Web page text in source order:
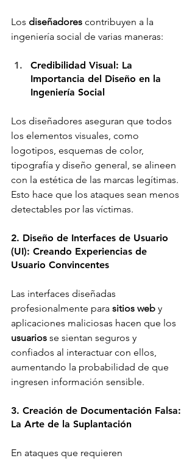
Los diseñadores contribuyen a la
ingeniería social de varias maneras:
Credibilidad Visual: La
Importancia del Diseño en la
Ingeniería Social
Los diseñadores aseguran que todos
los elementos visuales, como
logotipos, esquemas de color,
tipografía y diseño general, se alineen
con la estética de las marcas legítimas.
Esto hace que los ataques sean menos
detectables por las víctimas.
2. Diseño de Interfaces de Usuario
(UI): Creando Experiencias de
Usuario Convincentes
Las interfaces diseñadas
profesionalmente para sitios web y
aplicaciones maliciosas hacen que los
usuarios se sientan seguros y
confiados al interactuar con ellos,
aumentando la probabilidad de que
ingresen información sensible.
3. Creación de Documentación Falsa:
La Arte de la Suplantación
En ataques que requieren